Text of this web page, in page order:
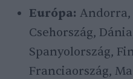
Európa: Andorra,
Csehország,
Spanyolország,
Franciaország,